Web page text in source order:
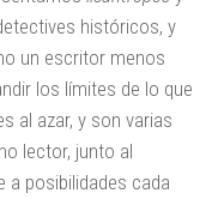
históricos, y
un escritor menos
los límites de lo que
al azar, y son varias
lector, junto al
a posibilidades cada